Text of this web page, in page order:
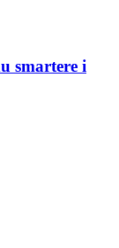
smartere i